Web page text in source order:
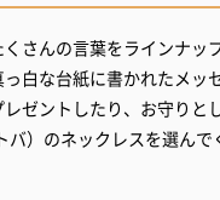
さんの言葉をラインナ
白な台紙に書かれたメッ
ゼントしたり、お守りと
）のネックレスを選んで